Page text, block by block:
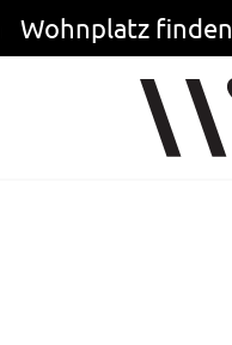
Wohnplatz finden